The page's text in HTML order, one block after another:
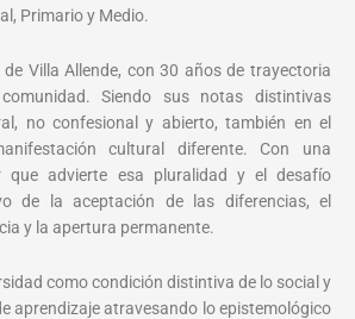
Primario y Medio.
Villa Allende, con 30 años de trayectoria
Siendo sus notas distintivas
no confesional y abierto, también en el
cultural diferente. Con una
que advierte esa pluralidad y el desafío
de la aceptación de las diferencias, el
y la apertura permanente.
como condición distintiva de lo social y
aprendizaje atravesando lo epistemológico